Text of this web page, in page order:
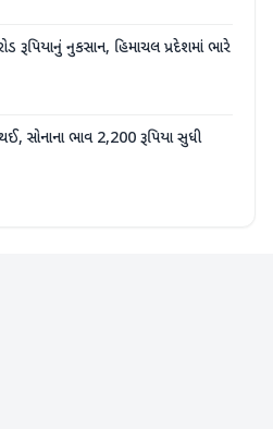
રૂપિયાનું નુકસાન, હિમાચલ પ્રદેશમાં ભારે
સોનાના ભાવ 2,200 રૂપિયા સુધી